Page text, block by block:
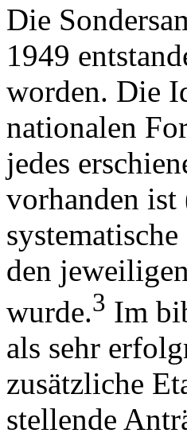
Die
1949
worden. Die
nationalen
jedes
vorhanden
den
wurde.3 Im
als sehr
zusätzliche
stellende